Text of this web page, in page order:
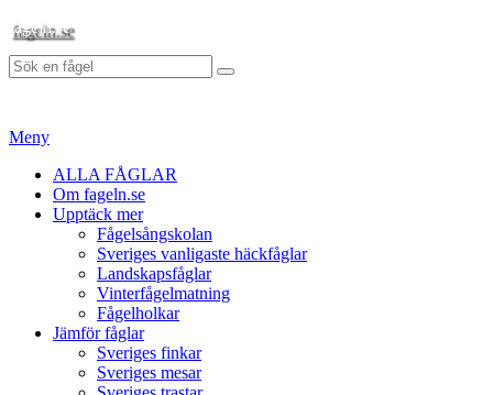
Hoppa
till
innehåll
fageln.se
Sök
efter:
Sök
Meny
Primär
meny
ALLA FÅGLAR
Om fageln.se
Upptäck mer
Fågelsångskolan
Sveriges vanligaste häckfåglar
Landskapsfåglar
Vinterfågelmatning
Fågelholkar
Jämför fåglar
Sveriges finkar
Sveriges mesar